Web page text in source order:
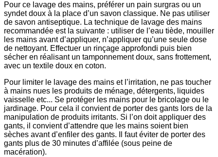
Pour ce lavage des mains, préférer un pain surgras ou un
syndet doux à la place d’un savon classique. Ne pas utiliser
de savon antiseptique. La technique de lavage des mains
recommandée est la suivante : utiliser de l’eau tiède, mouiller
les mains avant d’appliquer, n’appliquer qu’une seule dose
de nettoyant. Effectuer un rinçage approfondi puis bien
sécher en réalisant un tamponnement doux, sans frottement,
avec un textile doux en coton.
Pour limiter le lavage des mains et l’irritation, ne pas toucher
à mains nues les produits de ménage, détergents, liquides
vaisselle etc... Se protéger les mains pour le bricolage ou le
jardinage. Pour cela il convient de porter des gants lors de la
manipulation de produits irritants. Si l’on doit appliquer des
gants, il convient d’attendre que les mains soient bien
sèches avant d’enfiler des gants. Il faut éviter de porter des
gants plus de 30 minutes d’affilée (sous peine de
macération).